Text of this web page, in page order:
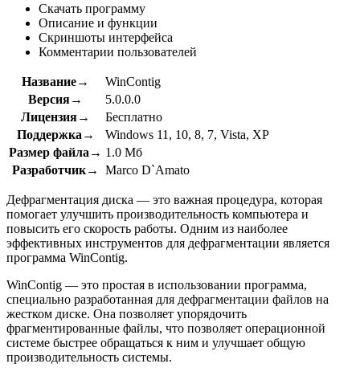
Скачать программу
Описание и функции
Скриншоты интерфейса
Комментарии пользователей
Название→
WinContig
Версия→
5.0.0.0
Лицензия→
Бесплатно
Поддержка→
Windows 11, 10, 8, 7, Vista, XP
Размер файла→ 1.0 Мб
Разработчик→
Marco D`Amato
Дефрагментация диска — это важная процедура, которая
помогает улучшить производительность компьютера и
повысить его скорость работы. Одним из наиболее
эффективных инструментов для дефрагментации является
программа WinContig.
WinContig — это простая в использовании программа,
специально разработанная для дефрагментации файлов на
жестком диске. Она позволяет упорядочить
фрагментированные файлы, что позволяет операционной
системе быстрее обращаться к ним и улучшает общую
производительность системы.